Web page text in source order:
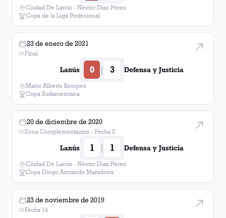
Ciudad De Lanús - Néstor Diaz Pérez
Copa de la Liga Profesional
23 de enero de 2021
Final
Lanús 0 | 3 Defensa y Justicia
Mario Alberto Kempes
Copa Sudamericana
20 de diciembre de 2020
Zona Complementacion - Fecha 2
Lanús 1 | 1 Defensa y Justicia
Ciudad De Lanús - Néstor Diaz Pérez
Copa Diego Armando Maradona
23 de noviembre de 2019
Fecha 14